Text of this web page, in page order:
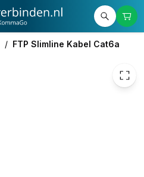
/ FTP Slimline Kabel Cat6a